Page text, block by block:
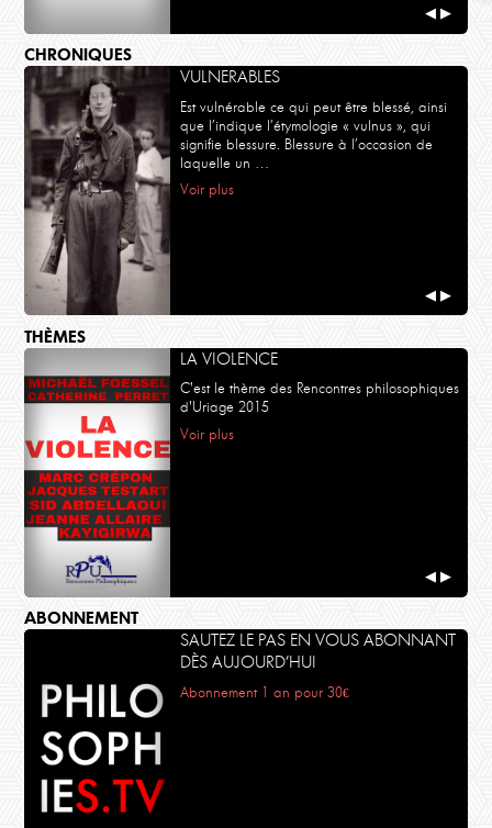
◀ ▶
CHRONIQUES
VULNERABLES
Est vulnérable ce qui peut être blessé, ainsi
que l’indique l’étymologie « vulnus », qui
signifie blessure. Blessure à l’occasion de
laquelle un …
Voir plus
◀ ▶
THÈMES
LA VIOLENCE
C'est le thème des Rencontres philosophiques
d'Uriage 2015
Voir plus
◀ ▶
ABONNEMENT
SAUTEZ LE PAS EN VOUS ABONNANT
DÈS AUJOURD’HUI
Abonnement 1 an pour 30€